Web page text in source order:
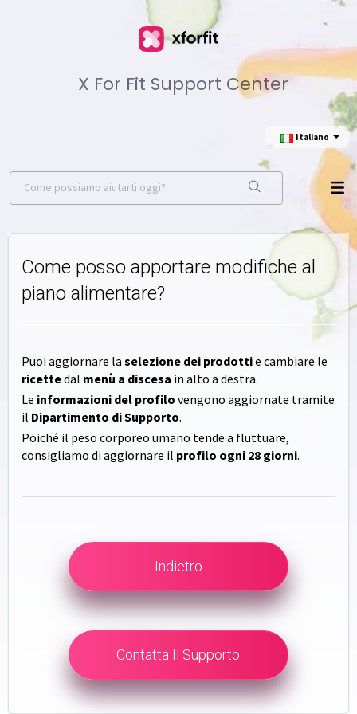
X For Fit Support Center
Italiano
Come posso apportare modifiche al
piano alimentare?
Puoi aggiornare la selezione dei prodottie cambiare le
ricettedal menù a discesa in alto a destra.
Le informazioni del profilo vengono aggiornate tramite
il Dipartimento di Supporto.
Poiché il peso corporeo umano tende a fluttuare,
consigliamo di aggiornare il profilo ogni 28 giorni.
Indietro
Contatta Il Supporto